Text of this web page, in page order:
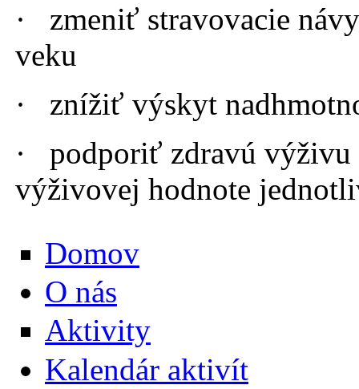
· zmeniť stravovacie
veku
· znížiť výskyt
· podporiť zdravú
výživovej hodnote
Domov
O nás
Aktivity
Kalendár aktivít